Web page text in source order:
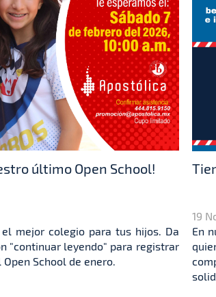
último Open School!
mejor colegio para tus hijos. Da
"continuar leyendo" para registrar
School de enero.
19
En